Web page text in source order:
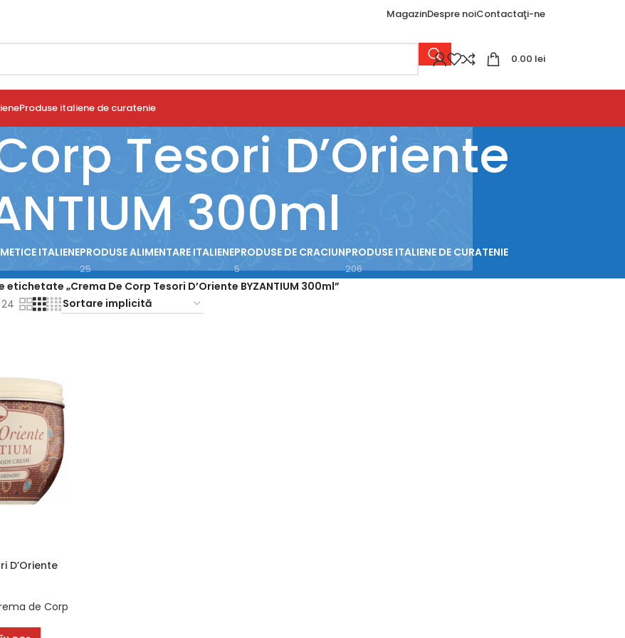
MagazinDespre noiContactaţi-ne
0.00 lei
Produse italiene de curatenie
Tesori D’Oriente
300ml
ITALIENEPRODUSE ALIMENTARE ITALIENE
25
PRODUSE DE CRACIUN
5
PRODUSE ITALIENE DE CURATENIE
206
etichetate „Crema De Corp Tesori D’Oriente BYZANTIUM 300ml”
24
D’Oriente
de Corp